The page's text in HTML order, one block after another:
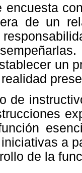
encuesta
de un
un
de
a
de la